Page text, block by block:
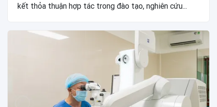
kết thỏa thuận hợp tác trong đào tạo, nghiên cứu...